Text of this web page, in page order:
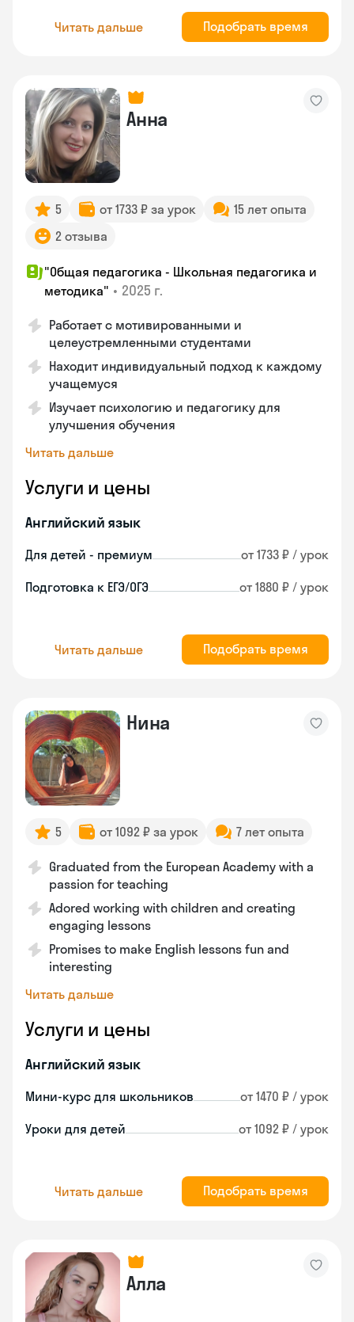
Читать дальше Подобрать время
Анна
5 от 1733 ₽ за урок
15 лет опыта
2 отзыва
"Общая педагогика - Школьная педагогика и
методика" • 2025 г.
Работает с мотивированными и
целеустремленными студентами
Находит индивидуальный подход к каждому
учащемуся
Изучает психологию и педагогику для
улучшения обучения
Читать дальше
Услуги и цены
Английский язык
Для детей - премиум от 1733 ₽ / урок
Подготовка к ЕГЭ/ОГЭ от 1880 ₽ / урок
Читать дальше Подобрать время
Нина
5 от 1092 ₽ за урок 7 лет опыта
Graduated from the European Academy with a
passion for teaching
Adored working with children and creating
engaging lessons
Promises to make English lessons fun and
interesting
Читать дальше
Услуги и цены
Английский язык
Мини-курс для школьников от 1470 ₽ / урок
Уроки для детей от 1092 ₽ / урок
Читать дальше Подобрать время
Алла